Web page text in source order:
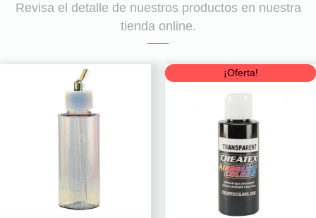
Revisa el detalle de nuestros productos en nuestra
tienda online.
¡Oferta!
Original
price
Current
price